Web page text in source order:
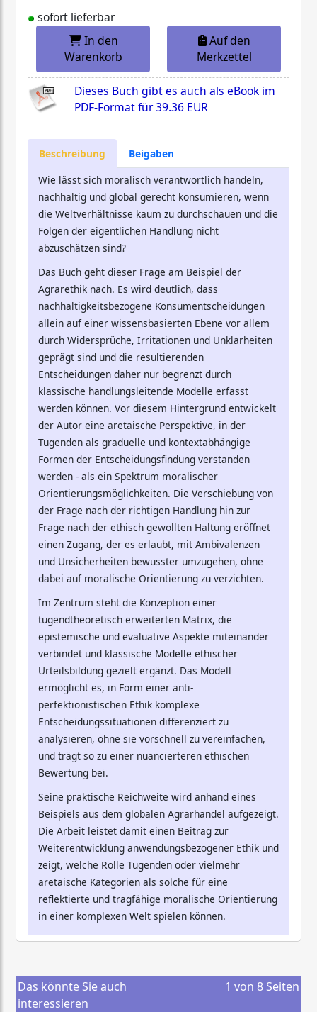
sofort lieferbar
In den
Warenkorb
Auf den
Merkzettel
Dieses Buch gibt es auch als eBook im
PDF-Format für39.36 EUR
Beschreibung
Beigaben
Wie lässt sich moralisch verantwortlich handeln,
nachhaltig und global gerecht konsumieren, wenn
die Weltverhältnisse kaum zu durchschauen und die
Folgen der eigentlichen Handlung nicht
abzuschätzen sind?
Das Buch geht dieser Frage am Beispiel der
Agrarethik nach. Es wird deutlich, dass
nachhaltigkeitsbezogene Konsumentscheidungen
allein auf einer wissensbasierten Ebene vor allem
durch Widersprüche, Irritationen und Unklarheiten
geprägt sind und die resultierenden
Entscheidungen daher nur begrenzt durch
klassische handlungsleitende Modelle erfasst
werden können. Vor diesem Hintergrund entwickelt
der Autor eine aretaische Perspektive, in der
Tugenden als graduelle und kontextabhängige
Formen der Entscheidungsfindung verstanden
werden - als ein Spektrum moralischer
Orientierungsmöglichkeiten. Die Verschiebung von
der Frage nach der richtigen Handlung hin zur
Frage nach der ethisch gewollten Haltung eröffnet
einen Zugang, der es erlaubt, mit Ambivalenzen
und Unsicherheiten bewusster umzugehen, ohne
dabei auf moralische Orientierung zu verzichten.
Im Zentrum steht die Konzeption einer
tugendtheoretisch erweiterten Matrix, die
epistemische und evaluative Aspekte miteinander
verbindet und klassische Modelle ethischer
Urteilsbildung gezielt ergänzt. Das Modell
ermöglicht es, in Form einer anti-
perfektionistischen Ethik komplexe
Entscheidungssituationen differenziert zu
analysieren, ohne sie vorschnell zu vereinfachen,
und trägt so zu einer nuancierteren ethischen
Bewertung bei.
Seine praktische Reichweite wird anhand eines
Beispiels aus dem globalen Agrarhandel aufgezeigt.
Die Arbeit leistet damit einen Beitrag zur
Weiterentwicklung anwendungsbezogener Ethik und
zeigt, welche Rolle Tugenden oder vielmehr
aretaische Kategorien als solche für eine
reflektierte und tragfähige moralische Orientierung
in einer komplexen Welt spielen können.
Das könnte Sie auch
interessieren
1 von 8 Seiten